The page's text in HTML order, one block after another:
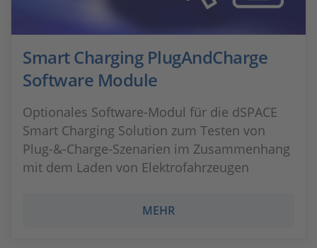
Smart Charging PlugAndCharge
Software Module
Optionales Software-Modul für die dSPACE
Smart Charging Solution zum Testen von
Plug-&-Charge-Szenarien im Zusammenhang
mit dem Laden von Elektrofahrzeugen
MEHR